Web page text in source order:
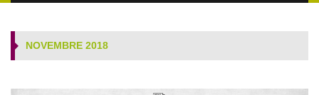
NOVEMBRE 2018